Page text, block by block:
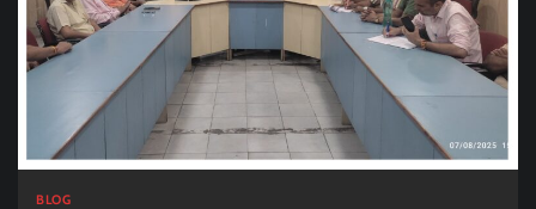
BLOG